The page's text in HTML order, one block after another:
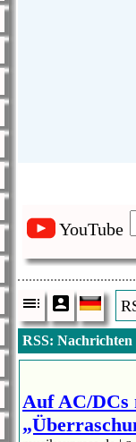
YouTube
RSS: Nachrichten
Auf AC/DCs